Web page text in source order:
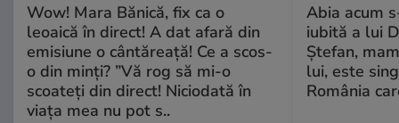
Wow! Mara Bănică, fix ca o
leoaică în direct! A dat afară din
emisiune o cântăreață! Ce a scos-
o din minți? ”Vă rog să mi-o
scoateți din direct! Niciodată în
viața mea nu pot s..
Abia acum
iubită a lui
Ștefan,
lui, este
România